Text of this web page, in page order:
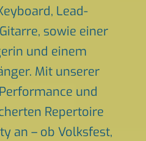
Lead-
sowie einer
und einem
Mit unserer
und
Repertoire
an – ob Volksfest,